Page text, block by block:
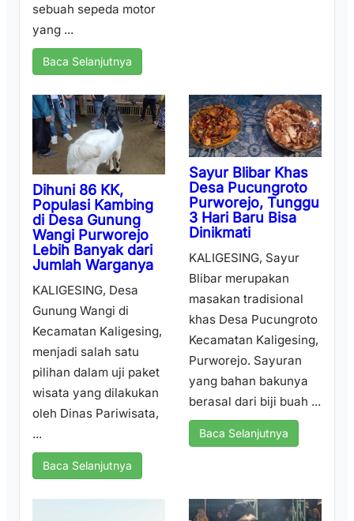
sebuah sepeda motor
yang ...
Baca Selanjutnya
Dihuni 86 KK,
Populasi Kambing
di Desa Gunung
Wangi Purworejo
Lebih Banyak dari
Jumlah Warganya
KALIGESING, Desa
Gunung Wangi di
Kecamatan Kaligesing,
menjadi salah satu
pilihan dalam uji paket
wisata yang dilakukan
oleh Dinas Pariwisata,
...
Baca Selanjutnya
Sayur Blibar Khas
Desa Pucungroto
Purworejo, Tunggu
3 Hari Baru Bisa
Dinikmati
KALIGESING, Sayur
Blibar merupakan
masakan tradisional
khas Desa Pucungroto
Kecamatan Kaligesing,
Purworejo. Sayuran
yang bahan bakunya
berasal dari biji buah ...
Baca Selanjutnya